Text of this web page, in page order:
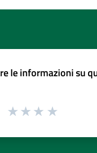
le informazioni su